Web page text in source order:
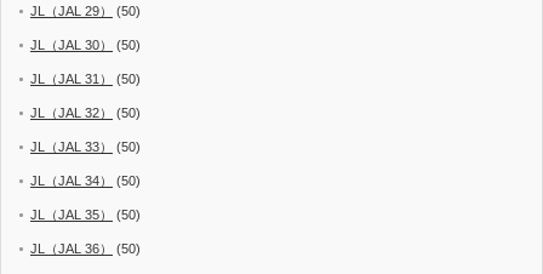
JL（JAL 29） (50)
JL（JAL 30） (50)
JL（JAL 31） (50)
JL（JAL 32） (50)
JL（JAL 33） (50)
JL（JAL 34） (50)
JL（JAL 35） (50)
JL（JAL 36） (50)